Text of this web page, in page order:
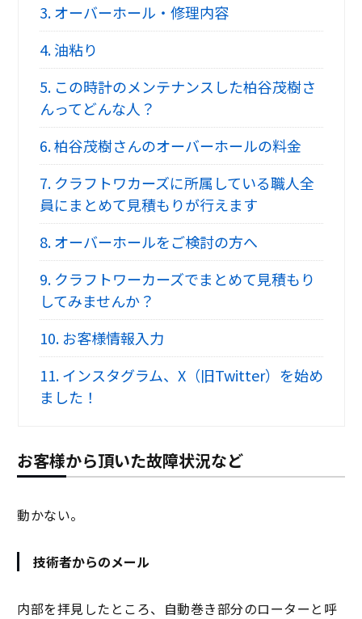
3.オーバーホール・修理内容
4.油粘り
5.この時計のメンテナンスした柏谷茂樹さ
んってどんな人？
6.柏谷茂樹さんのオーバーホールの料金
7.クラフトワカーズに所属している職人全
員にまとめて見積もりが行えます
8.オーバーホールをご検討の方へ
9.クラフトワーカーズでまとめて見積もり
してみませんか？
10.お客様情報入力
11.インスタグラム、X（旧Twitter）を始め
ました！
お客様から頂いた故障状況など
動かない。
技術者からのメール
内部を拝見したところ、自動巻き部分のローターと呼